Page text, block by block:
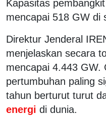
Kapasitas pembangkit
mencapai 518 GW di
Direktur Jenderal
menjelaskan secara
mencapai 4.443 GW.
pertumbuhan paling
tahun berturut turut
energi di dunia.